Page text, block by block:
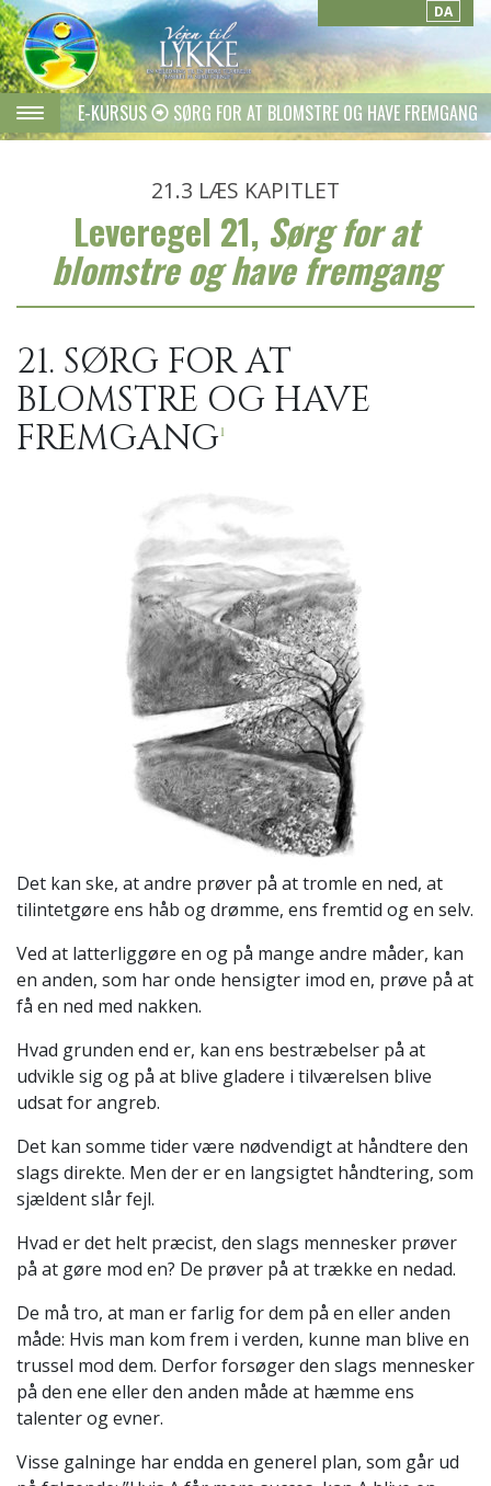
DA
E-KURSUS SØRG FOR AT BLOMSTRE OG HAVE FREMGANG
21.3 LÆS KAPITLET
Leveregel 21, Sørg for at
blomstre og have fremgang
21. SØRG FOR AT
BLOMSTRE OG HAVE
FREMGANG1
Det kan ske, at andre prøver på at tromle en ned, at
tilintetgøre ens håb og drømme, ens fremtid og en selv.
Ved at latterliggøre en og på mange andre måder, kan
en anden, som har onde hensigter imod en, prøve på at
få en ned med nakken.
Hvad grunden end er, kan ens bestræbelser på at
udvikle sig og på at blive gladere i tilværelsen blive
udsat for angreb.
Det kan somme tider være nødvendigt at håndtere den
slags direkte. Men der er en langsigtet håndtering, som
sjældent slår fejl.
Hvad er det helt præcist, den slags mennesker prøver
på at gøre mod en? De prøver på at trække en nedad.
De må tro, at man er farlig for dem på en eller anden
måde: Hvis man kom frem i verden, kunne man blive en
trussel mod dem. Derfor forsøger den slags mennesker
på den ene eller den anden måde at hæmme ens
talenter og evner.
Visse galninge har endda en generel plan, som går ud